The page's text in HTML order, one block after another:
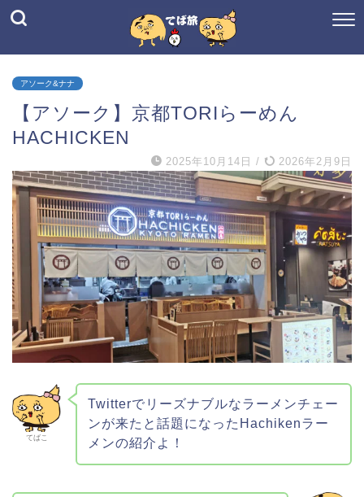
アソーク&ナナ
【アソーク】京都TORIらーめん
HACHICKEN
2025年10月14日 / 2026年2月9日
てばこ
Twitterでリーズナブルなラーメンチェー
ンが来たと話題になったHachikenラー
メンの紹介よ！